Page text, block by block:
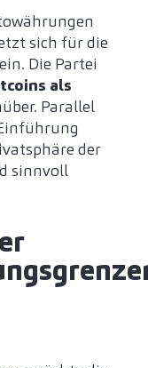
sich für die
ein. Die Partei
als
Parallel
der
sinnvoll